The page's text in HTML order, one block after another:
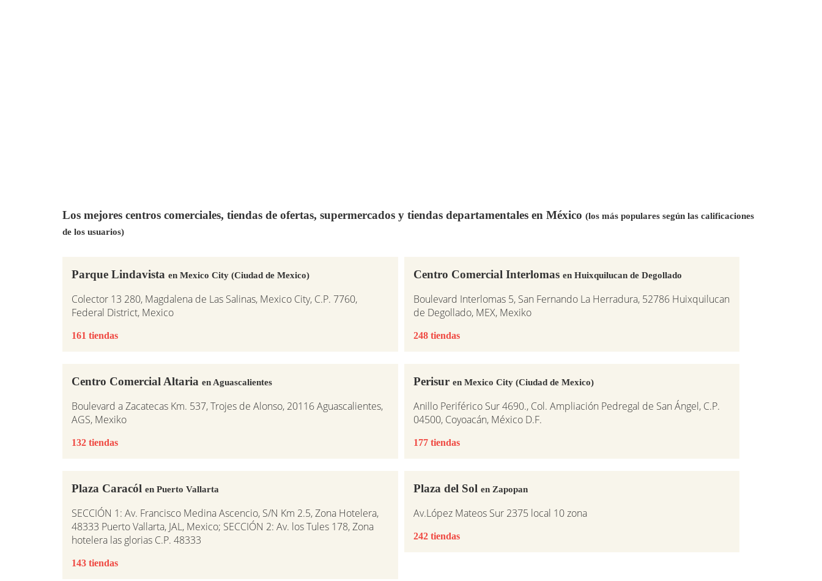
Los mejores centros comerciales, tiendas de ofertas, supermercados y tiendas departamentales en México (los más populares según las calificaciones
de los usuarios)
Parque Lindavista en Mexico City (Ciudad de Mexico)
Colector 13 280, Magdalena de Las Salinas, Mexico City, C.P. 7760,
Federal District, Mexico
161 tiendas
Centro Comercial Interlomas en Huixquilucan de Degollado
Boulevard Interlomas 5, San Fernando La Herradura, 52786 Huixquilucan
de Degollado, MEX, Mexiko
248 tiendas
Centro Comercial Altaria en Aguascalientes
Boulevard a Zacatecas Km. 537, Trojes de Alonso, 20116 Aguascalientes,
AGS, Mexiko
132 tiendas
Perisur en Mexico City (Ciudad de Mexico)
Anillo Periférico Sur 4690., Col. Ampliación Pedregal de San Ángel, C.P.
04500, Coyoacán, México D.F.
177 tiendas
Plaza Caracól en Puerto Vallarta
SECCIÓN 1: Av. Francisco Medina Ascencio, S/N Km 2.5, Zona Hotelera,
48333 Puerto Vallarta, JAL, Mexico; SECCIÓN 2: Av. los Tules 178, Zona
hotelera las glorias C.P. 48333
143 tiendas
Plaza del Sol en Zapopan
Av.López Mateos Sur 2375 local 10 zona
242 tiendas